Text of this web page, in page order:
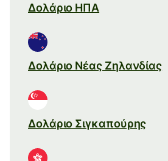
Δολάριο ΗΠΑ
Δολάριο Νέας Ζηλανδίας
Δολάριο Σιγκαπούρης